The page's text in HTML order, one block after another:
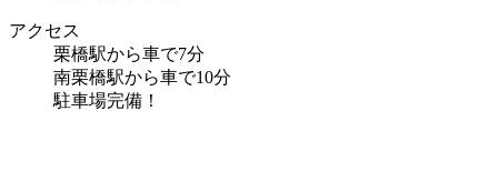
アクセス
栗橋駅から車で7分
南栗橋駅から車で10分
駐車場完備！